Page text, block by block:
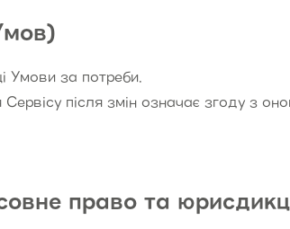
Умови за потреби.
після змін означає згоду з
право та